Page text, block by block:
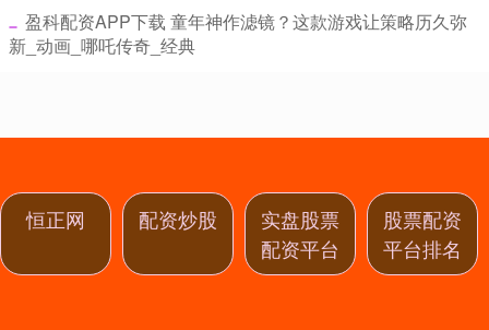
​盈科配资APP下载 童年神作滤镜？这款游戏让策略历久弥
新_动画_哪吒传奇_经典
恒正网 配资炒股
实盘股票
配资平台
股票配资
平台排名